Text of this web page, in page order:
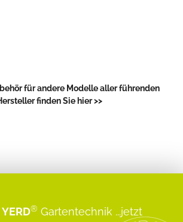
für andere Modelle aller führenden
finden Sie hier >>
YERD® Gartentechnik ...jetzt